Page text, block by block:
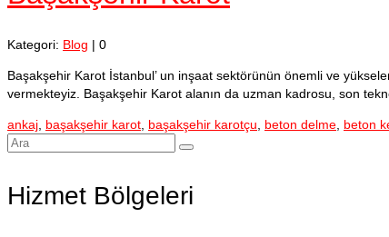
Kategori: Blog | 0
Başakşehir Karot İstanbul’ un inşaat sektörünün önemli ve
vermekteyiz. Başakşehir Karot alanın da uzman kadrosu, son
ankaj başakşehir karot başakşehir karotçu beton delme beton
Şunu
Hizmet Bölgeleri